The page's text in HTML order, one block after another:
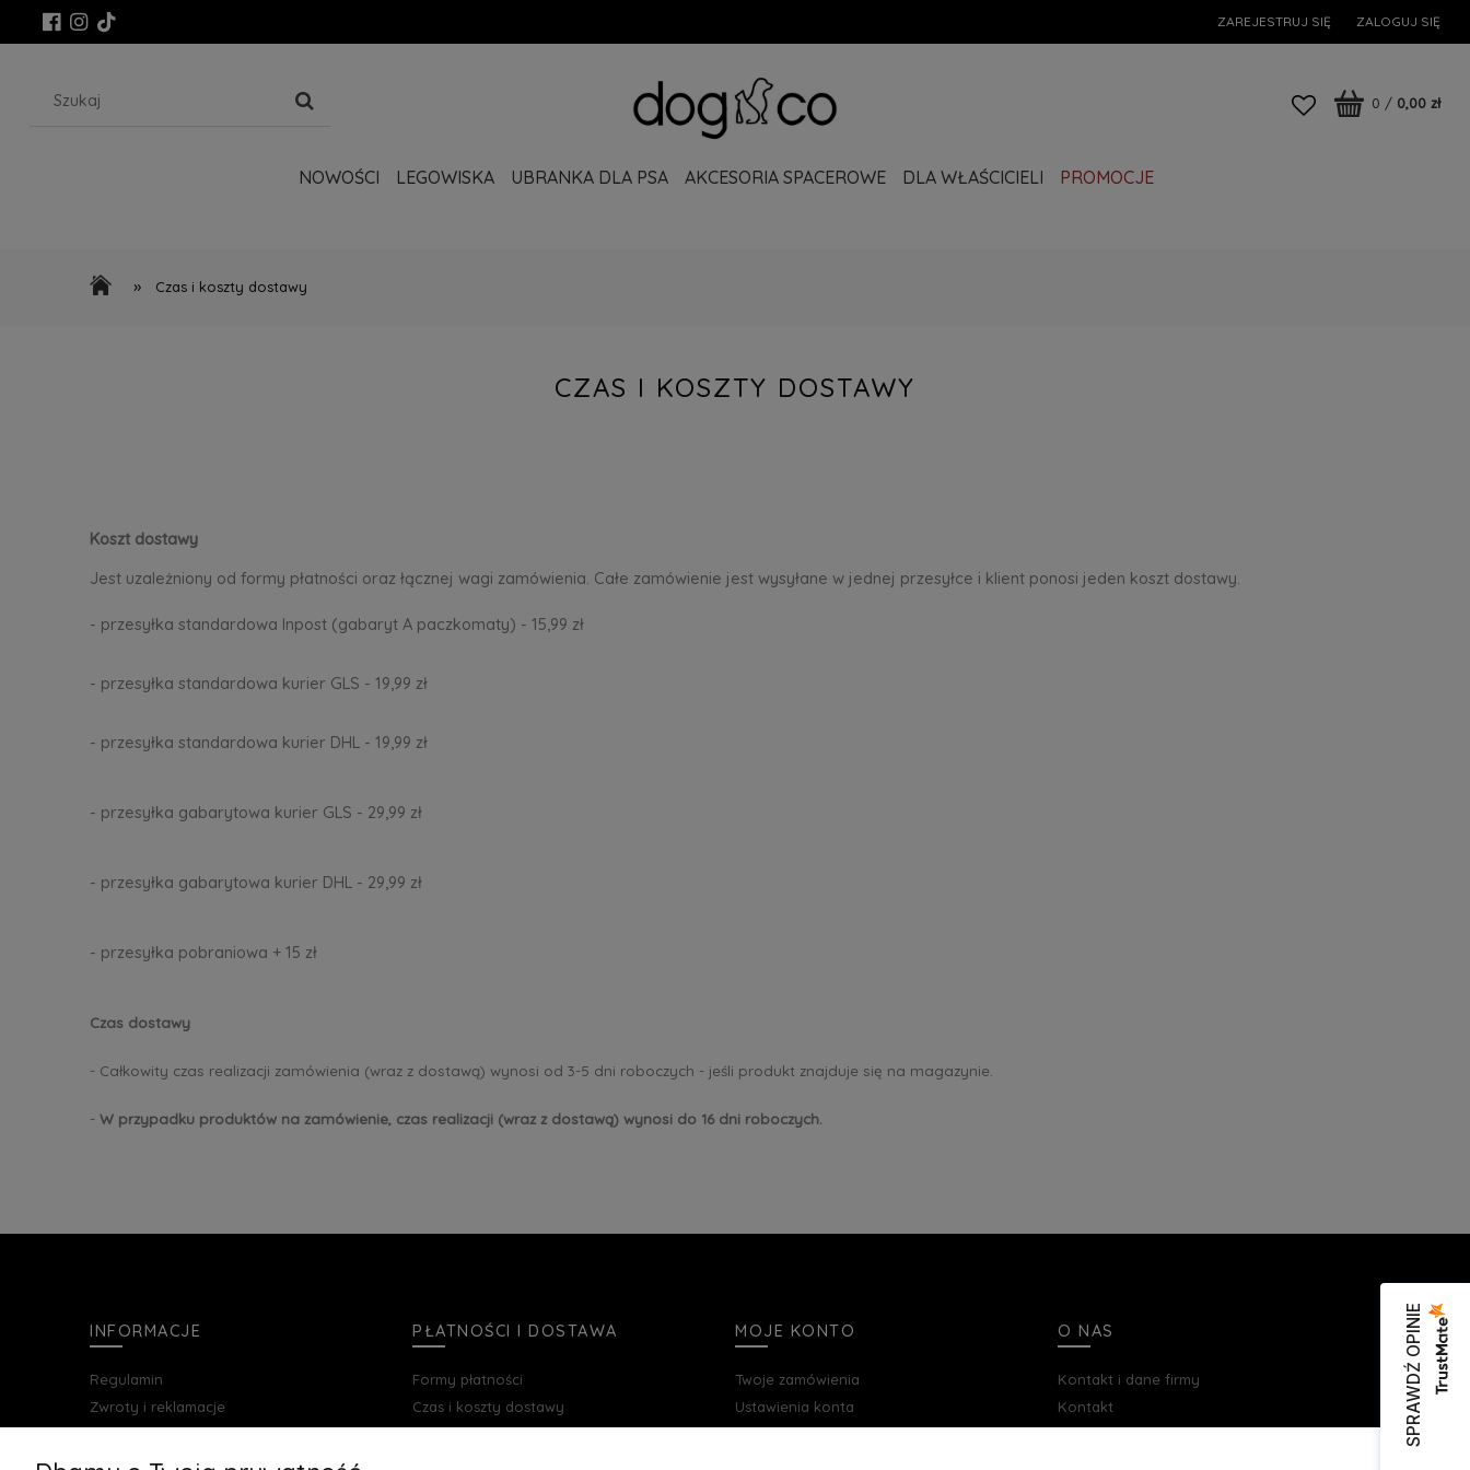
ZAREJESTRUJ SIĘ ZALOGUJ SIĘ
NOWOŚCI LEGOWISKA UBRANKA DLA PSA AKCESORIA SPACEROWE DLA WŁAŚCICIELI PROMOCJE
0 / 0,00 zł
» Czas i koszty dostawy
CZAS I KOSZTY DOSTAWY
Koszt dostawy
Jest uzależniony od formy płatności oraz łącznej wagi zamówienia. Całe zamówienie jest wysyłane w jednej przesyłce i klient ponosi jeden koszt dostawy.
- przesyłka standardowa Inpost (gabaryt A paczkomaty) - 15,99 zł
- przesyłka standardowa kurier GLS - 19,99 zł
- przesyłka standardowa kurier DHL - 19,99 zł
- przesyłka gabarytowa kurier GLS - 29,99 zł
- przesyłka gabarytowa kurier DHL - 29,99 zł
- przesyłka pobraniowa + 15 zł
Czas dostawy
- Całkowity czas realizacji zamówienia (wraz z dostawą) wynosi od 3-5 dni roboczych - jeśli produkt znajduje się na magazynie.
- W przypadku produktów na zamówienie, czas realizacji (wraz z dostawą) wynosi do 16 dni roboczych.
INFORMACJE
Regulamin
Zwroty i reklamacje
PŁATNOŚCI I DOSTAWA
Formy płatności
Czas i koszty dostawy
MOJE KONTO
Twoje zamówienia
Ustawienia konta
O NAS
Kontakt i dane firmy
Kontakt
SPRAWDŹ OPINIE